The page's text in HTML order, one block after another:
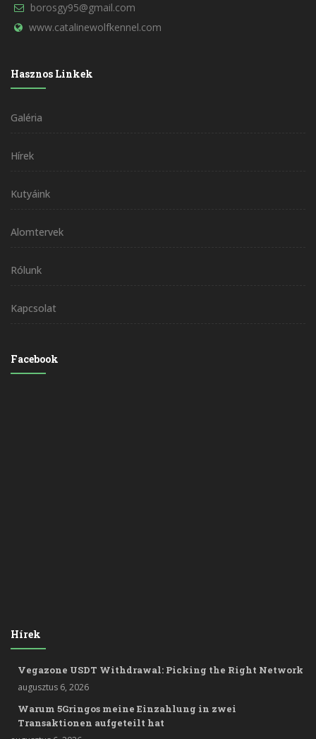
borosgy95@gmail.com
www.catalinewolfkennel.com
Hasznos Linkek
Galéria
Hírek
Kutyáink
Alomtervek
Rólunk
Kapcsolat
Facebook
Hírek
Vegazone USDT Withdrawal: Picking the Right Network
augusztus 6, 2026
Warum 5Gringos meine Einzahlung in zwei
Transaktionen aufgeteilt hat